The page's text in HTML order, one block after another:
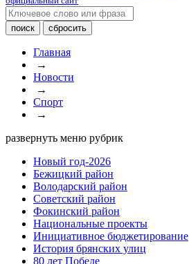
Главная
→
Новости
→
Спорт
→
развернуть меню рубрик
Новый год-2026
Бежицкий район
Володарский район
Советский район
Фокинский район
Национальные проекты
Инициативное бюджетирование
История брянских улиц
80 лет Победе